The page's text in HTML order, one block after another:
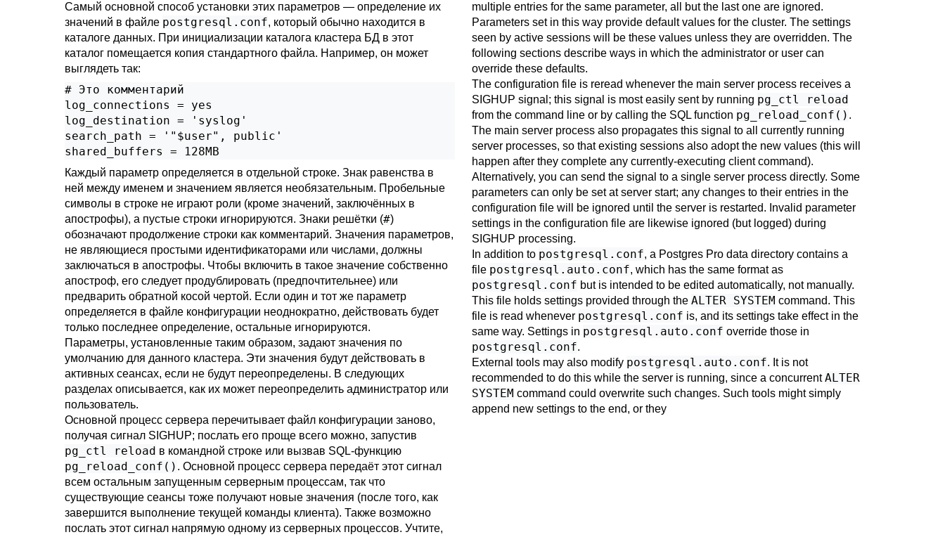
Самый основной способ установки этих параметров — определение их
значений в файле postgresql.conf, который обычно находится в
каталоге данных. При инициализации каталога кластера БД в этот
каталог помещается копия стандартного файла. Например, он может
выглядеть так:
# Это комментарий
log_connections = yes
log_destination = 'syslog'
search_path = '"$user", public'
shared_buffers = 128MB
Каждый параметр определяется в отдельной строке. Знак равенства в
ней между именем и значением является необязательным. Пробельные
символы в строке не играют роли (кроме значений, заключённых в
апострофы), а пустые строки игнорируются. Знаки решётки (#)
обозначают продолжение строки как комментарий. Значения параметров,
не являющиеся простыми идентификаторами или числами, должны
заключаться в апострофы. Чтобы включить в такое значение собственно
апостроф, его следует продублировать (предпочтительнее) или
предварить обратной косой чертой. Если один и тот же параметр
определяется в файле конфигурации неоднократно, действовать будет
только последнее определение, остальные игнорируются.
Параметры, установленные таким образом, задают значения по
умолчанию для данного кластера. Эти значения будут действовать в
активных сеансах, если не будут переопределены. В следующих
разделах описывается, как их может переопределить администратор или
пользователь.
Основной процесс сервера перечитывает файл конфигурации заново,
получая сигнал SIGHUP; послать его проще всего можно, запустив
pg_ctl reload в командной строке или вызвав SQL-функцию
pg_reload_conf() . Основной процесс сервера передаёт этот сигнал
всем остальным запущенным серверным процессам, так что
существующие сеансы тоже получают новые значения (после того, как
завершится выполнение текущей команды клиента). Также возможно
послать этот сигнал напрямую одному из серверных процессов. Учтите,
multiple entries for the same parameter, all but the last one are ignored.
Parameters set in this way provide default values for the cluster. The settings
seen by active sessions will be these values unless they are overridden. The
following sections describe ways in which the administrator or user can
override these defaults.
The configuration file is reread whenever the main server process receives a
SIGHUP signal; this signal is most easily sent by running pg_ctl reload
from the command line or by calling the SQL function pg_reload_conf() .
The main server process also propagates this signal to all currently running
server processes, so that existing sessions also adopt the new values (this will
happen after they complete any currently-executing client command).
Alternatively, you can send the signal to a single server process directly. Some
parameters can only be set at server start; any changes to their entries in the
configuration file will be ignored until the server is restarted. Invalid parameter
settings in the configuration file are likewise ignored (but logged) during
SIGHUP processing.
In addition to postgresql.conf, a Postgres Prodata directory contains a
file postgresql.auto.conf, which has the same format as
postgresql.conf but is intended to be edited automatically, not manually.
This file holds settings provided through the ALTER SYSTEM command. This
file is read whenever postgresql.conf is, and its settings take effect in the
same way. Settings in postgresql.auto.conf override those in
postgresql.conf.
External tools may also modify postgresql.auto.conf. It is not
recommended to do this while the server is running, since a concurrentALTER
SYSTEM command could overwrite such changes. Such tools might simply
append new settings to the end, or they